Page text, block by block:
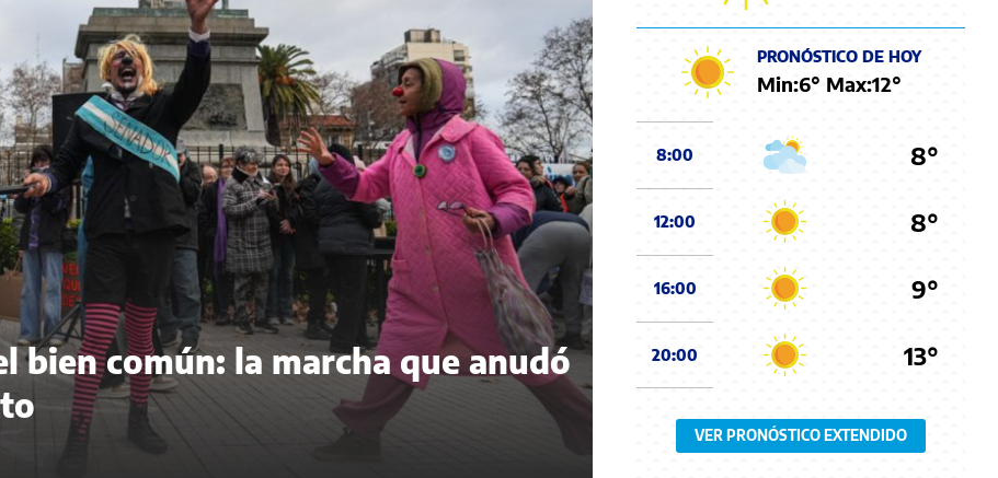
bien común: la marcha que anudó
PRONÓSTICO DE HOY
Min:6° Max:12°
8:00 8°
12:00 8°
16:00 9°
20:00 13°
VER PRONÓSTICO EXTENDIDO